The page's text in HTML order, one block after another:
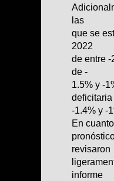
las
que se
2022
de entre
de -
1.5% y -
deficitaria
-1.4% y -
En
revisaron
informe